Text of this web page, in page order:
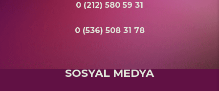
0 (212) 580 59 31
0 (536) 508 31 78
SOSYAL MEDYA